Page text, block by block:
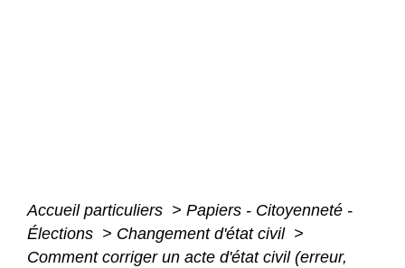
Accueil particuliers > Papiers - Citoyenneté -
Élections > Changement d'état civil >
Comment corriger un acte d'état civil (erreur,